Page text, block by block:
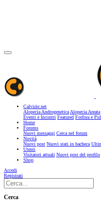
Calvizie.net
Alopecia AndrogeneticaAlopecia Areata
Eventi e Incontri Featured Forfora e
Home
Forums
Nuovi messaggi Cerca nel forum
Novità
Nuovi post Nuovi stati in bacheca
Utenti
Visitatori attuali Nuovi post del profilo
Shop
Accedi
Registrati
Cerca